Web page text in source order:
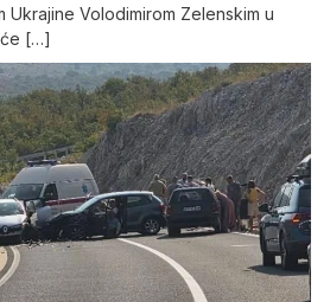
Ukrajine Volodimirom Zelenskim u
će […]